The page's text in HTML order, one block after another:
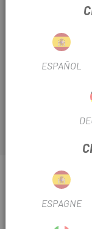
Découvrez chez
d'appareils
appareil photo
INFORMATION
20 SCHRADER
ESPAÑOL
ESPAGNE